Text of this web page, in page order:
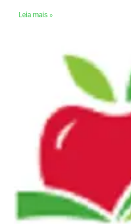
Leia mais »